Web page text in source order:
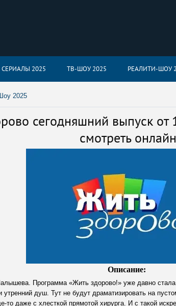
СЕРИАЛЫ 2025 ТВ-ШОУ 2025 РЕАЛИТИ-ШОУ
2025
сегодняшний выпуск от
смотреть онлайн
Описание:
Программа «Жить здорово!» уже давно
утренний душ. Тут не будут драматизировать на
то даже с хлесткой прямотой хирурга. И с такой